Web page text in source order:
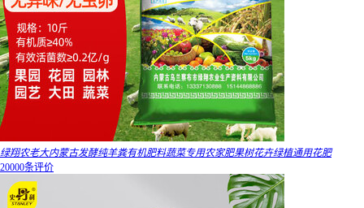
绿翔农老大内蒙古发酵纯羊粪有机肥料蔬菜专用农家肥果树花卉绿植通用花肥
20000条评价